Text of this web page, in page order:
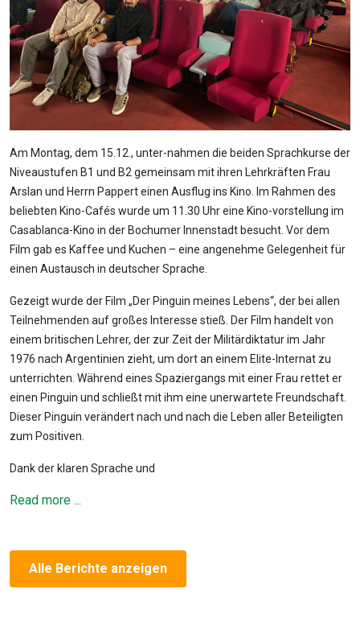
Am Montag, dem 15.12., unter-nahmen die beiden Sprachkurse der
Niveaustufen B1 und B2 gemeinsam mit ihren Lehrkräften Frau
Arslan und Herrn Pappert einen Ausflug ins Kino. Im Rahmen des
beliebten Kino-Cafés wurde um 11.30 Uhr eine Kino-vorstellung im
Casablanca-Kino in der Bochumer Innenstadt besucht. Vor dem
Film gab es Kaffee und Kuchen – eine angenehme Gelegenheit für
einen Austausch in deutscher Sprache.
Gezeigt wurde der Film „Der Pinguin meines Lebens“, der bei allen
Teilnehmenden auf großes Interesse stieß. Der Film handelt von
einem britischen Lehrer, der zur Zeit der Militärdiktatur im Jahr
1976 nach Argentinien zieht, um dort an einem Elite-Internat zu
unterrichten. Während eines Spaziergangs mit einer Frau rettet er
einen Pinguin und schließt mit ihm eine unerwartete Freundschaft.
Dieser Pinguin verändert nach und nach die Leben aller Beteiligten
zum Positiven.
Dank der klaren Sprache und
Read more ...
Alle Berichte anzeigen